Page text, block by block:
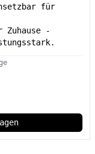
für
-